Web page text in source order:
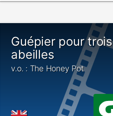
Guépier pour trois
abeilles
v.o. : The Honey Pot